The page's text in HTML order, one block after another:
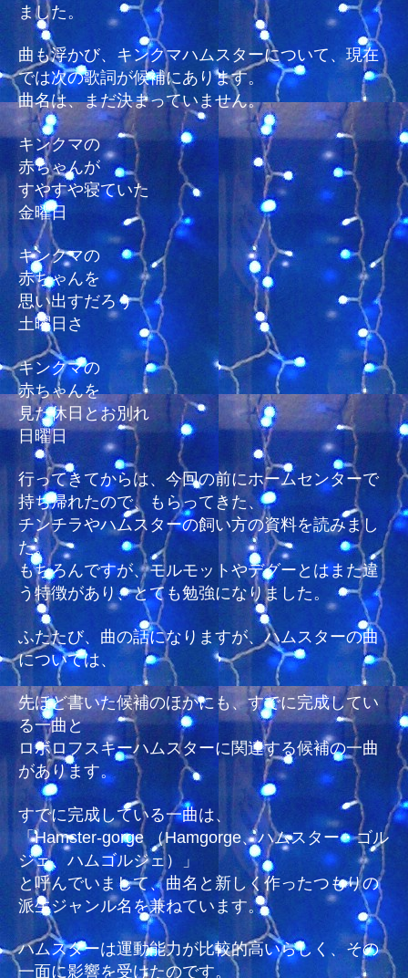
ました。
曲も浮かび、キンクマハムスターについて、現在
では次の歌詞が候補にあります。
曲名は、まだ決まっていません。
キンクマの
赤ちゃんが
すやすや寝ていた
金曜日
キンクマの
赤ちゃんを
思い出すだろう
土曜日さ
キンクマの
赤ちゃんを
見た休日とお別れ
日曜日
行ってきてからは、今回の前にホームセンターで
持ち帰れたので、もらってきた、
チンチラやハムスターの飼い方の資料を読みまし
た。
もちろんですが、モルモットやデグーとはまた違
う特徴があり、とても勉強になりました。
ふたたび、曲の話になりますが、ハムスターの曲
については、
先ほど書いた候補のほかにも、すでに完成してい
る一曲と
ロボロフスキーハムスターに関連する候補の一曲
があります。
すでに完成している一曲は、
「Hamster-gorge （Hamgorge、ハムスター・ゴル
ジェ、ハムゴルジェ）」
と呼んでいまして、曲名と新しく作ったつもりの
派生ジャンル名を兼ねています。
ハムスターは運動能力が比較的高いらしく、その
一面に影響を受けたのです。